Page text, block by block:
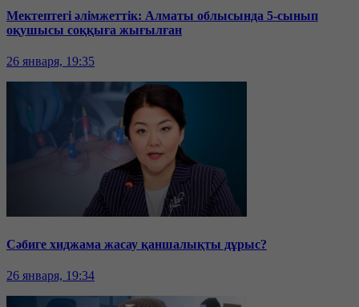
Мектептегі әлімжеттік: Алматы облысында 5-сынып
оқушысы соққыға жығылған
26 января, 19:35
Сәбиге хиджама жасау қаншалықты дұрыс?
26 января, 19:34